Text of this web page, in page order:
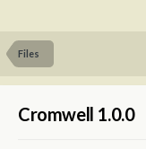
Files
Cromwell 1.0.0